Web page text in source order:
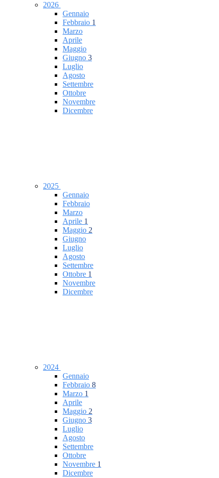
2026
Gennaio
Febbraio 1
Marzo
Aprile
Maggio
Giugno 3
Luglio
Agosto
Settembre
Ottobre
Novembre
Dicembre
2025
Gennaio
Febbraio
Marzo
Aprile 1
Maggio 2
Giugno
Luglio
Agosto
Settembre
Ottobre 1
Novembre
Dicembre
2024
Gennaio
Febbraio 8
Marzo 1
Aprile
Maggio 2
Giugno 3
Luglio
Agosto
Settembre
Ottobre
Novembre 1
Dicembre